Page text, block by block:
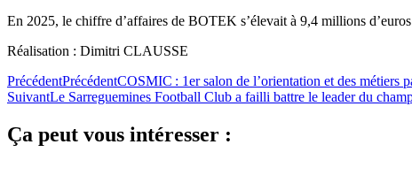
En 2025, le chiffre d’affaires de BOTEK s’élevait à 9,4 millions d’euros
Réalisation : Dimitri CLAUSSE
PrécédentPrécédentCOSMIC : 1er salon de l’orientation et des métiers
SuivantLe Sarreguemines Football Club a failli battre le leader du
Ça peut vous intéresser :